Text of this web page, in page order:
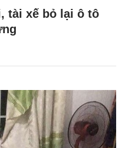
tài xế bỏ lại ô tô